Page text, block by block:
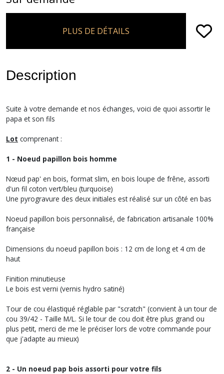
PLUS DE DÉTAILS
Description
Suite à votre demande et nos échanges, voici de quoi assortir le
papa et son fils
Lot comprenant :
1 - Noeud papillon bois homme
Nœud pap' en bois, format slim, en bois loupe de frêne, assorti
d'un fil coton vert/bleu (turquoise)
Une pyrogravure des deux initiales est réalisé sur un côté en bas
Noeud papillon bois personnalisé, de fabrication artisanale 100%
française
Dimensions du noeud papillon bois : 12 cm de long et 4 cm de
haut
Finition minutieuse
Le bois est verni (vernis hydro satiné)
Tour de cou élastiqué réglable par "scratch" (convient à un tour de
cou 39/42 - Taille M/L. Si le tour de cou doit être plus grand ou
plus petit, merci de me le préciser lors de votre commande pour
que j'adapte au mieux)
2 - Un noeud pap bois assorti pour votre fils